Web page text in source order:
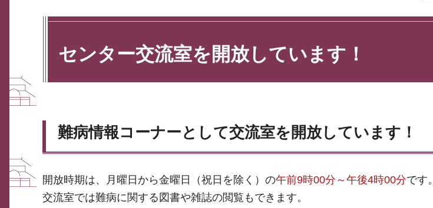
センター交流室を開放しています！
難病情報コーナーとして交流室を開放しています！
開放時期は、月曜日から金曜日（祝日を除く）の午前9時00分～午後4時00分です。
交流室では難病に関する図書や雑誌の閲覧もできます。